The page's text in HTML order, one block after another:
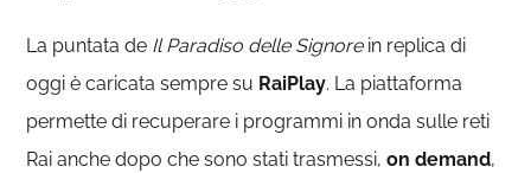
La puntata de Il Paradiso delle Signorein replica di
oggi è caricata sempre su RaiPlay. La piattaforma
permette di recuperare i programmi in onda sulle reti
Rai anche dopo che sono stati trasmessi, on demand,